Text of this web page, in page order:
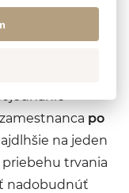
na výkon
lektorskej,
po
na jeden
priebehu trvania
nadobudnúť